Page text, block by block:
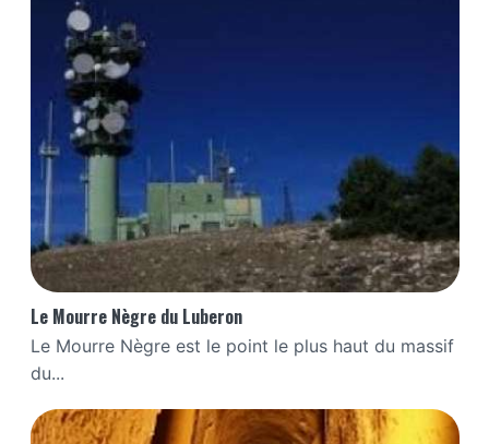
Le Mourre Nègre du Luberon
Le Mourre Nègre est le point le plus haut du massif
du...